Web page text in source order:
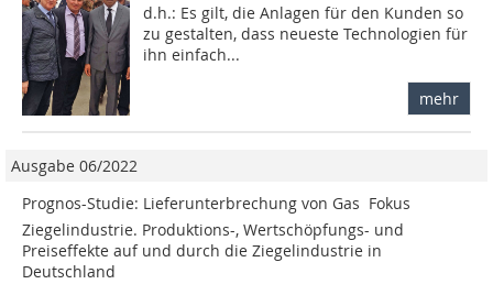
d.h.: Es gilt, die Anlagen für den Kunden so
zu gestalten, dass neueste Technologien für
ihn einfach...
mehr
Ausgabe 06/2022
Prognos-Studie: Lieferunterbrechung von Gas  Fokus
Ziegelindustrie. Produktions-, Wertschöpfungs- und
Preiseffekte auf und durch die Ziegelindustrie in
Deutschland